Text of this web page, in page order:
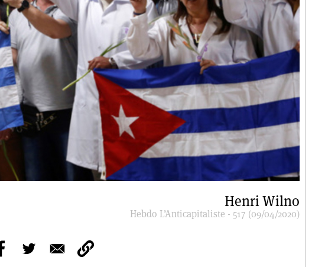
Henri Wilno
Hebdo L’Anticapitaliste - 517 (09/04/2020)